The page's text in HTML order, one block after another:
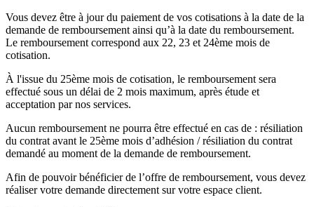
Vous devez être à jour du paiement de vos cotisations à la date de la
demande de remboursement ainsi qu’à la date du remboursement.
Le remboursement correspond aux 22, 23 et 24ème mois de
cotisation.
À l'issue du 25ème mois de cotisation, le remboursement sera
effectué sous un délai de 2 mois maximum, après étude et
acceptation par nos services.
Aucun remboursement ne pourra être effectué en cas de : résiliation
du contrat avant le 25ème mois d’adhésion / résiliation du contrat
demandé au moment de la demande de remboursement.
Afin de pouvoir bénéficier de l’offre de remboursement, vous devez
réaliser votre demande directement sur votre espace client.